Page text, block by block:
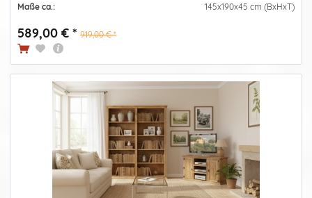
Maße ca.: 145x190x45 cm (BxHxT)
589,00 € * 919,00 € *